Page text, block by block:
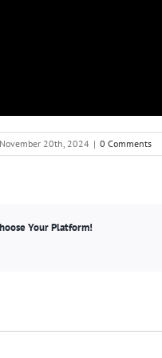
November 20th, 2024 | 0 Comments
Your Platform!